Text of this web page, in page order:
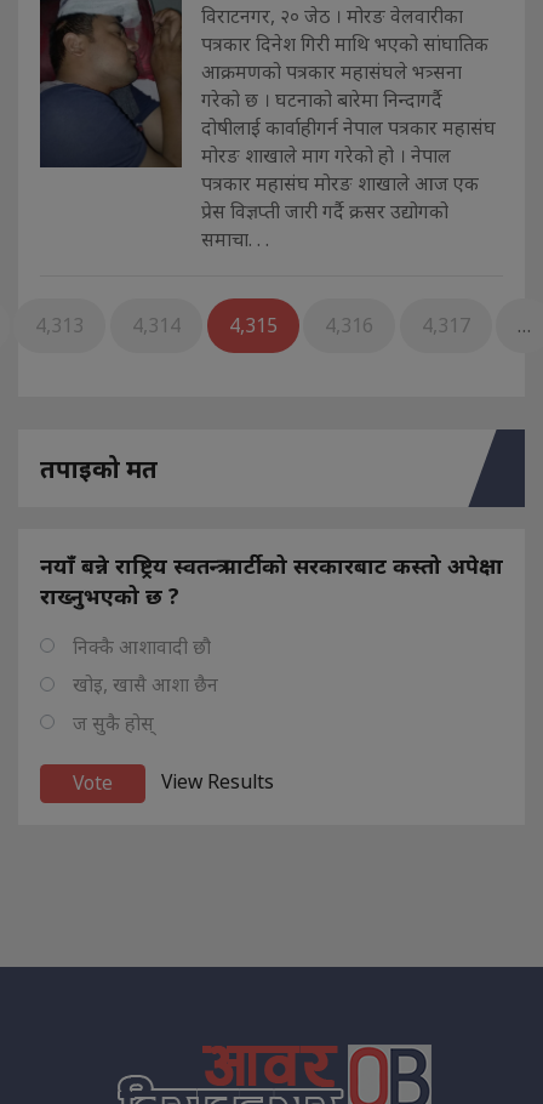
विराटनगर, २० जेठ । मोरङ वेलवारीका
पत्रकार दिनेश गिरी माथि भएको सांघातिक
आक्रमणको पत्रकार महासंघले भत्र्सना
गरेको छ । घटनाको बारेमा निन्दागर्दै
दोषीलाई कार्वाहीगर्न नेपाल पत्रकार महासंघ
मोरङ शाखाले माग गरेको हो । नेपाल
पत्रकार महासंघ मोरङ शाखाले आज एक
प्रेस विज्ञप्ती जारी गर्दै क्रसर उद्योगको
समाचा. . .
4,313 4,314 4,315 4,316 4,317 …
तपाइको मत
नयाँ बन्ने राष्ट्रिय स्वतन्त्र पार्टीको सरकारबाट कस्तो अपेक्षा
राख्नुभएको छ ?
निक्कै आशावादी छौ
खोइ, खासै आशा छैन
ज सुकै होस्
View Results